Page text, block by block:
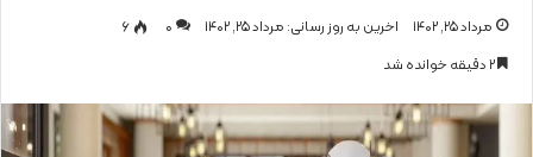
مرداد ۲۵, ۱۴۰۲ اخرین به روز رسانی: مرداد ۲۵, ۱۴۰۲ 0
۶